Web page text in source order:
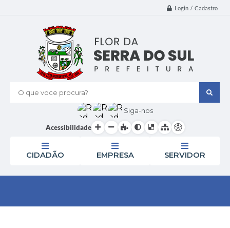
Login / Cadastro
O que voce procura?
Siga-nos
Acessibilidade
CIDADÃO EMPRESA SERVIDOR